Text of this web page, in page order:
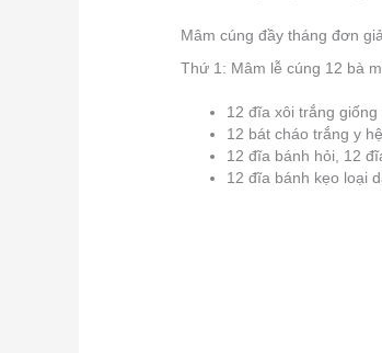
Mâm cúng đầy tháng đơn
Thứ 1: Mâm lễ cúng 12 bà
12 đĩa xôi trắng
12 bát cháo trắng y
12 đĩa bánh hỏi, 12
12 đĩa bánh kẹo loại